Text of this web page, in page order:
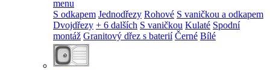
menu
S odkapem Jednodřezy Rohové S vaničkou a odkapem
Dvojdřezy + 6 dalších S vaničkou Kulaté Spodní
montáž Granitový dřez s baterií Černé Bílé